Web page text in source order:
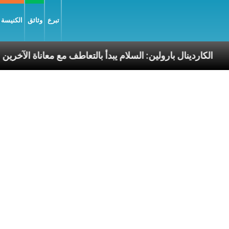
وثائق تبرع
الكاردينال بارولين: السلام يبدأ بالتعاطف مع